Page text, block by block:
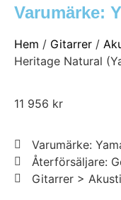
Varumärke:
Hem / Gitarrer /
Heritage Natural
11 956 kr
Varumärke:
Återförsäljare:
Gitarrer >